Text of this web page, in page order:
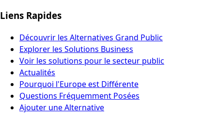
Liens Rapides
Découvrir les Alternatives Grand Public
Explorer les Solutions Business
Voir les solutions pour le secteur public
Actualités
Pourquoi l'Europe est Différente
Questions Fréquemment Posées
Ajouter une Alternative